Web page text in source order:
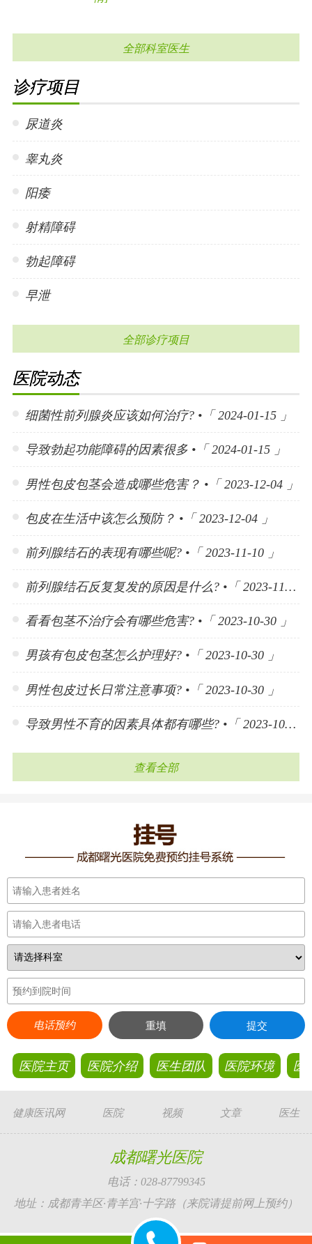
全部科室医生
诊疗项目
尿道炎
睾丸炎
阳痿
射精障碍
勃起障碍
早泄
全部诊疗项目
医院动态
细菌性前列腺炎应该如何治疗? •「 2024-01-15 」
导致勃起功能障碍的因素很多 •「 2024-01-15 」
男性包皮包茎会造成哪些危害？ •「 2023-12-04 」
包皮在生活中该怎么预防？ •「 2023-12-04 」
前列腺结石的表现有哪些呢? •「 2023-11-10 」
前列腺结石反复复发的原因是什么? •「 2023-11-10 」
看看包茎不治疗会有哪些危害? •「 2023-10-30 」
男孩有包皮包茎怎么护理好? •「 2023-10-30 」
男性包皮过长日常注意事项? •「 2023-10-30 」
导致男性不育的因素具体都有哪些? •「 2023-10-23 」
查看全部
电话预约 重填 提交
医院主页 医院介绍 医生团队 医院环境 医
健康医讯网 医院 视频 文章 医生
成都曙光医院
电话：028-87799345
地址：成都青羊区·青羊宫·十字路（来院请提前网上预约）